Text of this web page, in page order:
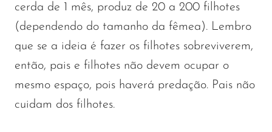
cerda de 1 mês, produz de 20 a 200 filhotes
(dependendo do tamanho da fêmea). Lembro
que se a ideia é fazer os filhotes sobreviverem,
então, pais e filhotes não devem ocupar o
mesmo espaço, pois haverá predação. Pais não
cuidam dos filhotes.